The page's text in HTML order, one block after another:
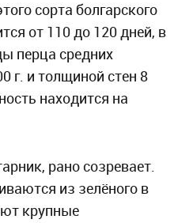
сорта болгарского
от 110 до 120 дней, в
перца средних
г. и толщиной стен 8
находится на
рано созревает.
из зелёного в
крупные